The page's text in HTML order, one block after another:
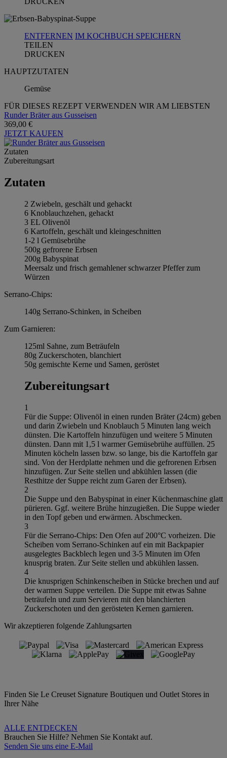
ENTFERNEN IM KOCHBUCH SPEICHERN
TEILEN
DRUCKEN
HAUPTZUTATEN
Gemüse
FÜR DIESES REZEPT VERWENDEN WIR AM LIEBSTEN
Runder Bräter aus Gusseisen
369,00 €
JETZT KAUFEN
Zutaten
Zubereitungsart
Zutaten
2 Zwiebeln, geschält und gehackt
6 Knoblauchzehen, gehackt
3 EL Olivenöl
6 Kartoffeln, geschält und kleingeschnitten
1-2 l Gemüsebrühe
500g gefrorene Erbsen
200g Babyspinat
Meersalz und frisch gemahlener schwarzer Pfeffer zum
Würzen
Serrano-Chips:
140g Serrano-Schinken, in Scheiben
Zum Garnieren:
125ml Sahne, zum Beträufeln
80g Zuckerschoten, blanchiert
50g gemischte Kerne und Samen, geröstet
Zubereitungsart
1
Für die Suppe: Olivenöl in einen runden Bräter (24cm) geben
und darin Zwiebeln und Knoblauch 5 Minuten lang weich
dünsten. Die Kartoffeln hinzufügen und weitere 5 Minuten
dünsten. Dann mit 1,5 l warmer Gemüsebrühe auffüllen. 25
Minuten köcheln lassen bzw. so lange, bis die Kartoffeln gar
sind. Von der Herdplatte nehmen und die gefrorenen Erbsen
hinzufügen. Zur Seite stellen und abkühlen lassen (die
Resthitze der Suppe reicht zum Garen der Erbsen).
2
Die Suppe und den Babyspinat in einer Küchenmaschine glatt
pürieren. Ggf. weitere Brühe hinzugießen. Die Suppe wieder
in den Topf geben und erwärmen. Abschmecken.
3
Für die Serrano-Chips: Den Ofen auf 200°C vorheizen. Die
Scheiben vom Serrano-Schinken auf ein mit Backpapier
ausgelegtes Backblech legen und 3-5 Minuten im Ofen
knusprig braten. Zur Seite stellen und abkühlen lassen.
4
Die knusprigen Schinkenscheiben in Stücke brechen und auf
der warmen Suppe verteilen. Die Suppe mit etwas Sahne
beträufeln und zum Servieren mit den blanchierten
Zuckerschoten und den gerösteten Kernen garnieren.
Wir akzeptieren folgende Zahlungsarten
Finden Sie Le Creuset Signature Boutiquen und Outlet Stores in
Ihrer Nähe
ALLE ENTDECKEN
Brauchen Sie Hilfe? Nehmen Sie Kontakt auf.
Senden Sie uns eine E-Mail